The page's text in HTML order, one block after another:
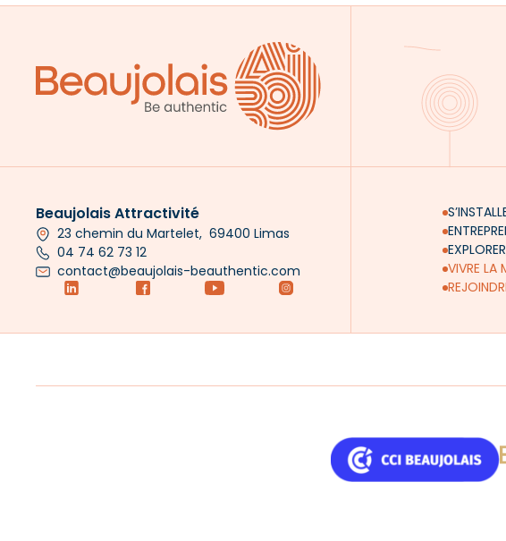
Beaujolais Attractivité
23 chemin du Martelet, 69400 Limas
04 74 62 73 12
contact@beaujolais-beauthentic.com
VIVRE LA